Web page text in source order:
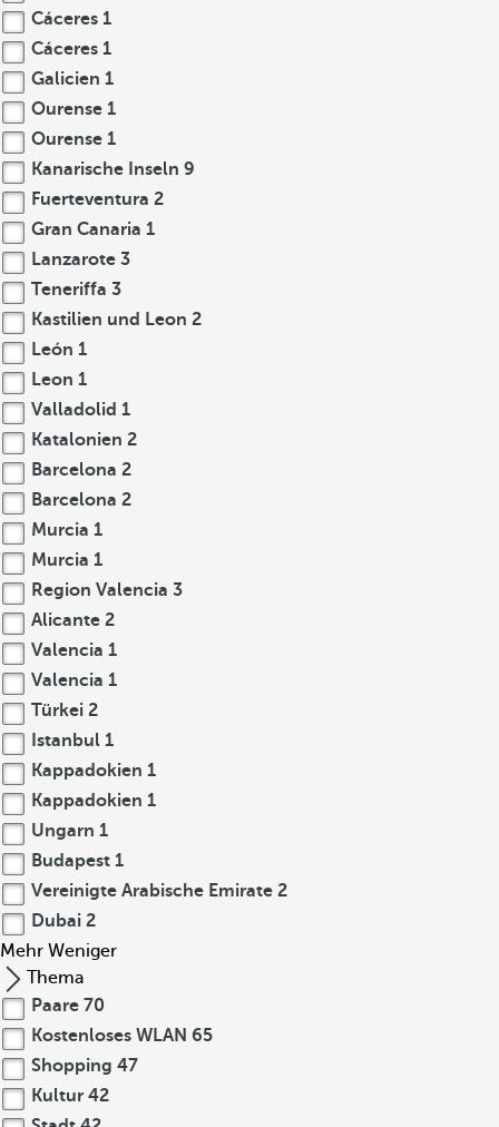
Cáceres 1
Cáceres 1
Galicien 1
Ourense 1
Ourense 1
Kanarische Inseln 9
Fuerteventura 2
Gran Canaria 1
Lanzarote 3
Teneriffa 3
Kastilien und Leon 2
León 1
Leon 1
Valladolid 1
Katalonien 2
Barcelona 2
Barcelona 2
Murcia 1
Murcia 1
Region Valencia 3
Alicante 2
Valencia 1
Valencia 1
Türkei 2
Istanbul 1
Kappadokien 1
Kappadokien 1
Ungarn 1
Budapest 1
Vereinigte Arabische Emirate 2
Dubai 2
Mehr Weniger
Thema
Paare 70
Kostenloses WLAN 65
Shopping 47
Kultur 42